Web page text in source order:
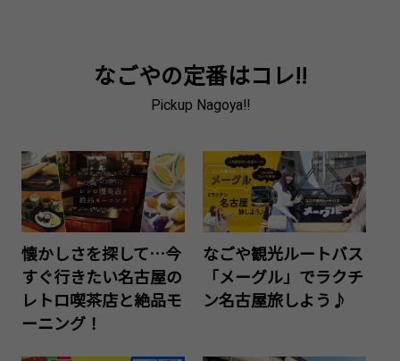
なごやの定番はコレ!!
Pickup Nagoya!!
懐かしさを探して…今
すぐ行きたい名古屋の
レトロ喫茶店と絶品モ
ーニング！
なごや観光ルートバス
「メーグル」でラクチ
ン名古屋旅しよう♪